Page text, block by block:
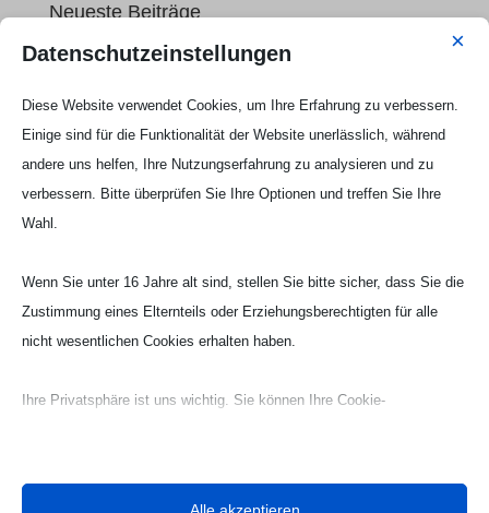
Neueste Beiträge
Aufstieg in die Kreisliga B!!!
E-Jugend gewinnt Hallenturnier
Starke E-Jugend erreicht Endrunde der
Hallenstadtmeisterschaft
Archiv
Juni 2024
Januar 2023
Datenschutzeinstellungen ×
Diese Website verwendet Cookies, um Ihre Erfahrung zu verbessern.
Einige sind für die Funktionalität der Website unerlässlich, während
andere uns helfen, Ihre Nutzungserfahrung zu analysieren und zu
verbessern. Bitte überprüfen Sie Ihre Optionen und treffen Sie Ihre
Wahl.
Wenn Sie unter 16 Jahre alt sind, stellen Sie bitte sicher, dass Sie die
Zustimmung eines Elternteils oder Erziehungsberechtigten für alle
nicht wesentlichen Cookies erhalten haben.
Ihre Privatsphäre ist uns wichtig. Sie können Ihre Cookie-
Sie können Ihre Präferenzen jederzeit ändern, indem Sie auf die